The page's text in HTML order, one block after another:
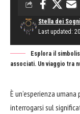
Last updated:
Stella dei Sogni
Esplora il
associati. Un viaggio tra
È un’esperienza
interrogarsi sul